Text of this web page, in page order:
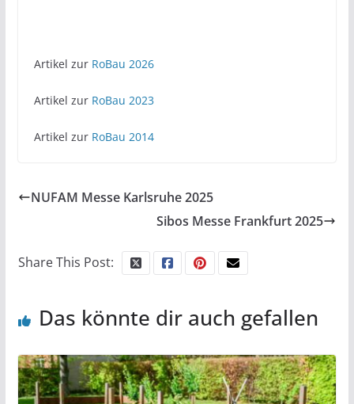
Artikel zur RoBau 2026
Artikel zur RoBau 2023
Artikel zur RoBau 2014
NUFAM Messe Karlsruhe 2025
Sibos Messe Frankfurt 2025
Share This Post:
Das könnte dir auch gefallen